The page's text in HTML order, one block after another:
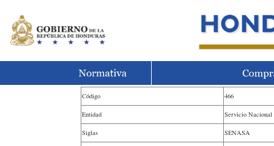
Código 466
Entidad Servicio Nacional
Siglas SENASA